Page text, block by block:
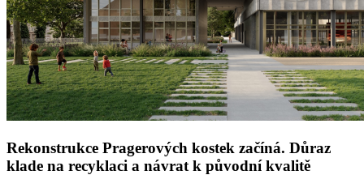
Rekonstrukce Pragerových kostek začíná. Důraz
klade na recyklaci a návrat k původní kvalitě